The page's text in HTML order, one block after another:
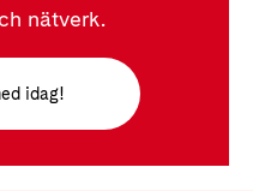
nätverk.
idag!